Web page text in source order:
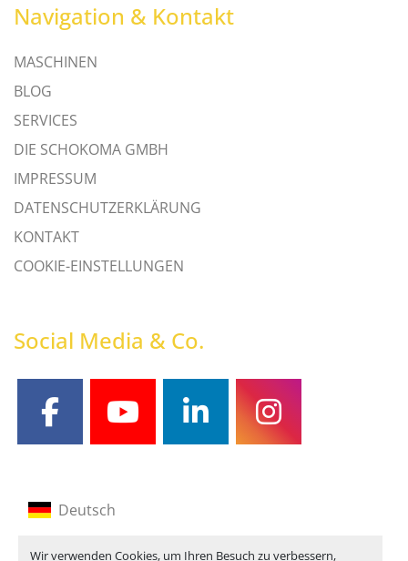
Wir verwenden Cookies, um Ihren Besuch zu verbessern,
Navigation & Kontakt
MASCHINEN
BLOG
SERVICES
DIE SCHOKOMA GMBH
IMPRESSUM
DATENSCHUTZERKLÄRUNG
KONTAKT
COOKIE-EINSTELLUNGEN
Social Media & Co.
facebookyoutubelinkedininstagram
Deutsch
Englisch